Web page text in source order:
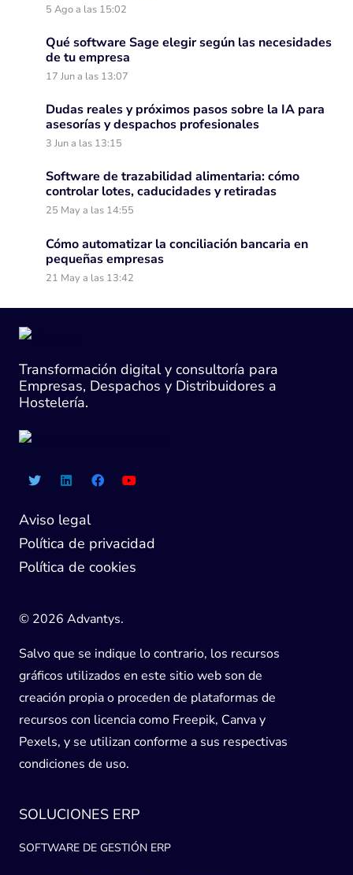
5 Ago a las 15:02
Qué software Sage elegir según las necesidades
de tu empresa
17 Jun a las 13:07
Dudas reales y próximos pasos sobre la IA para
asesorías y despachos profesionales
3 Jun a las 13:15
Software de trazabilidad alimentaria: cómo
controlar lotes, caducidades y retiradas
25 May a las 14:55
Cómo automatizar la conciliación bancaria en
pequeñas empresas
21 May a las 13:42
Transformación digital y consultoría para
Empresas, Despachos y Distribuidores a
Hostelería.
Aviso legal
Política de privacidad
Política de cookies
© 2026 Advantys.
Salvo que se indique lo contrario, los recursos
gráficos utilizados en este sitio web son de
creación propia o proceden de plataformas de
recursos con licencia como Freepik, Canva y
Pexels, y se utilizan conforme a sus respectivas
condiciones de uso.
SOLUCIONES ERP
SOFTWARE DE GESTIÓN ERP